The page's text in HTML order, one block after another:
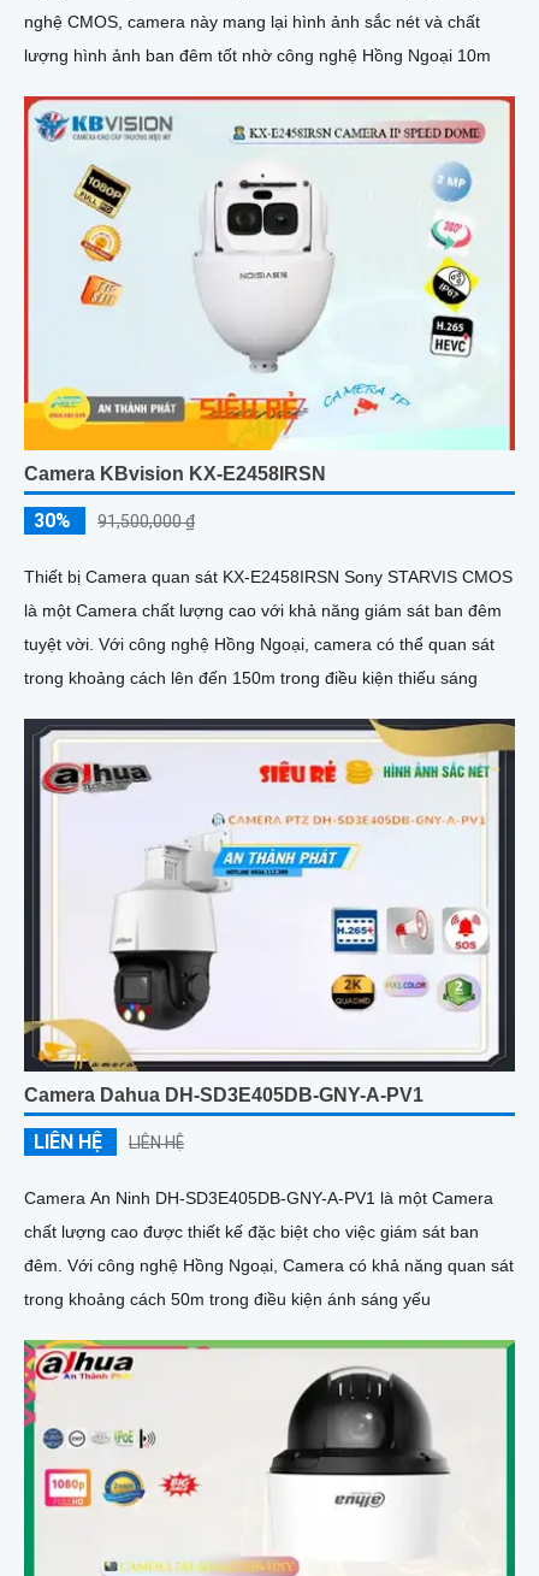
nghệ CMOS, camera này mang lại hình ảnh sắc nét và chất
lượng hình ảnh ban đêm tốt nhờ công nghệ Hồng Ngoại 10m
Camera KBvision KX-E2458IRSN
30% 91,500,000 ₫
Thiết bị Camera quan sát KX-E2458IRSN Sony STARVIS CMOS
là một Camera chất lượng cao với khả năng giám sát ban đêm
tuyệt vời. Với công nghệ Hồng Ngoại, camera có thể quan sát
trong khoảng cách lên đến 150m trong điều kiện thiếu sáng
Camera Dahua DH-SD3E405DB-GNY-A-PV1
LIÊN HỆ LIÊN HỆ
Camera An Ninh DH-SD3E405DB-GNY-A-PV1 là một Camera
chất lượng cao được thiết kế đặc biệt cho việc giám sát ban
đêm. Với công nghệ Hồng Ngoại, Camera có khả năng quan sát
trong khoảng cách 50m trong điều kiện ánh sáng yếu